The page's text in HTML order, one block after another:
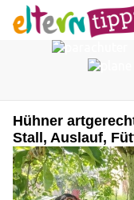
Hühner
Stall, Auslauf,